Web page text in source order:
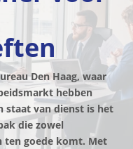
Den Haag, waar
hebben
staat van dienst is het
die zowel
ten goede komt. Met